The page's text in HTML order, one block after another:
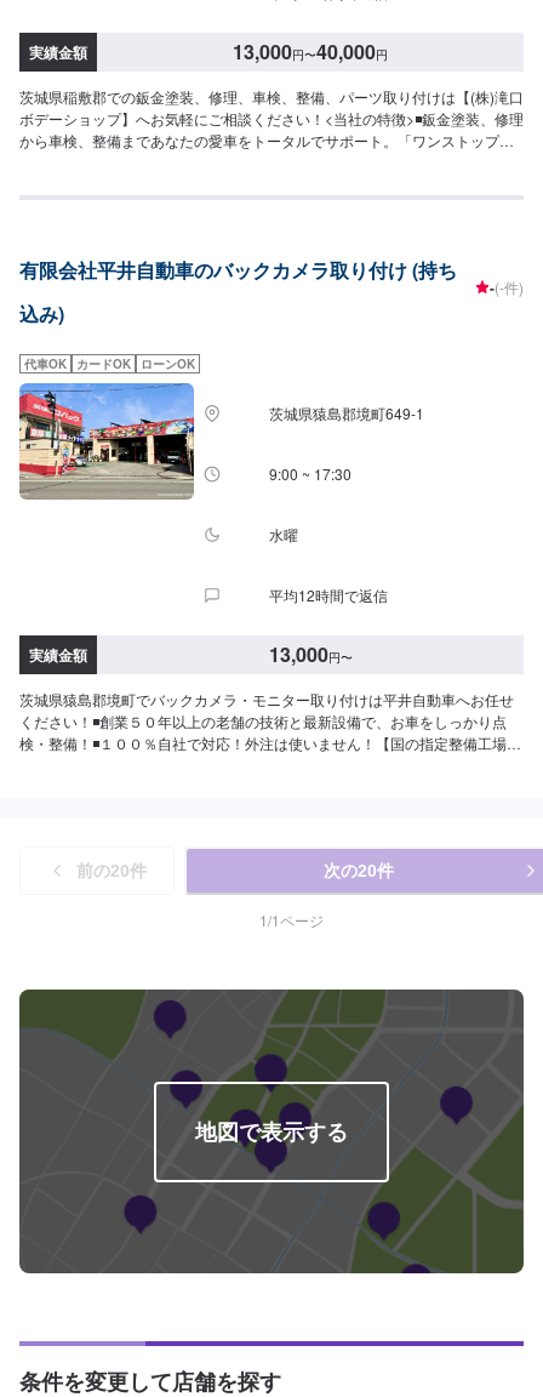
実績金額 13,000円〜40,000円
茨城県稲敷郡での鈑金塗装、修理、車検、整備、パーツ取り付けは【(株)滝口
ボデーショップ】へお気軽にご相談ください！<当社の特徴>◾鈑金塗装、修理
から車検、整備まであなたの愛車をトータルでサポート。「ワンストップ」
んでもお問い合わせください。◾プロの熟練の技が納得の仕上がりをお約束。
質への絶対の自信。とにかく安心してお任せください。<ご希望と条件に応じ
たパーソナルメニューを提案！>「技術的なクオリティの提供はもちろん、お
客様目線での最善のメニューと車輌価値をできる限り下げない処理をいかに
のニーズや条件に確実に応えることにこだわります。【1】オファーにてお問
い合わせ【2】お見積り【3】お見積りにご納得いただければ作業開始【4】
仕上がり次第納車-----納期について-----納期は通常1日～2日程度で納車となり
ます。(要相談)納期は前後する場合がございます。予めご了承ください。-----
ご来店時の注意、受付方法-----入庫の際はお気をつけてお越しください。駐車
スペースは事務所前の空いているスペースに駐車してください。受付はスタ
ッフへ「メンテモで予約しました」とお伝えください。ご案内いたします。
有限会社平井自動車のバックカメラ取り付け (持ち
込み)
-(-件)
代車OK カードOK ローンOK
茨城県猿島郡境町649-1
9:00 ~ 17:30
水曜
平均12時間で返信
実績金額 13,000円〜
茨城県猿島郡境町でバックカメラ・モニター取り付けは平井自動車へお任せ
ください！◾創業５０年以上の老舗の技術と最新設備で、お車をしっかり点
検・整備！◾１００％自社で対応！外注は使いません！【国の指定整備工場】
間：9:00~17:30【1】オファーにてお問い合わせ【2】お見積り【3】お見積
りにご納得いただければ作業開始【4】仕上がり次第納車-----納期について----
-納期は通常2日～3日程度で納車となります。車種や条件などにより、納期は
前後する場合がございます。予めご了承ください。-----代車について-----無料
をつけてお越しください。駐車スペースは事務所前のお客様駐車スペースに
駐車してください。受付はスタッフへ「メンテモで予約しました」とお伝え
ください。ご案内いたします。
前の20件 次の20件
1/1ページ
地図で表示する
条件を変更して店舗を探す